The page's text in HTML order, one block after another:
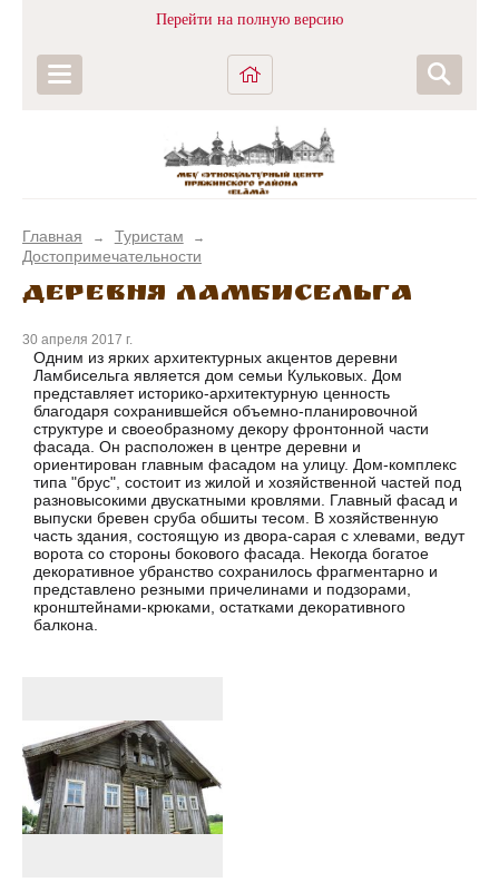
Перейти на полную версию
Главная → Туристам →
Достопримечательности
деревня Ламбисельга
30 апреля 2017 г.
Одним из ярких архитектурных акцентов деревни
Ламбисельга является дом семьи Кульковых. Дом
представляет историко-архитектурную ценность
благодаря сохранившейся объемно-планировочной
структуре и своеобразному декору фронтонной части
фасада. Он расположен в центре деревни и
ориентирован главным фасадом на улицу. Дом-комплекс
типа "брус", состоит из жилой и хозяйственной частей под
разновысокими двускатными кровлями. Главный фасад и
выпуски бревен сруба обшиты тесом. В хозяйственную
часть здания, состоящую из двора-сарая с хлевами, ведут
ворота со стороны бокового фасада. Некогда богатое
декоративное убранство сохранилось фрагментарно и
представлено резными причелинами и подзорами,
кронштейнами-крюками, остатками декоративного
балкона.